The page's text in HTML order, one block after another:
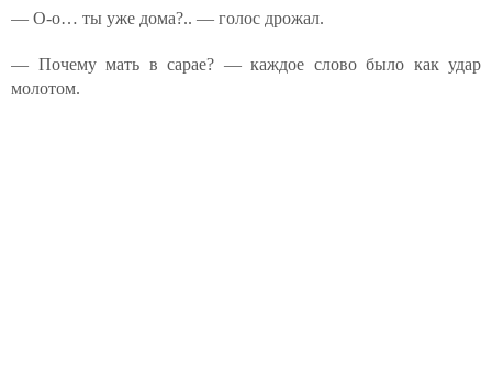
— О-о… ты уже дома?.. — голос дрожал.
— Почему мать в сарае? — каждое слово было как удар
молотом.